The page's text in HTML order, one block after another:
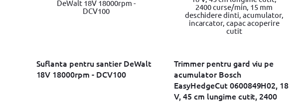
Suflanta pentru santier DeWalt
18V 18000rpm - DCV100
Trimmer pentru gard viu pe
acumulator Bosch
EasyHedgeCut 0600849H02, 18
V, 45 cm lungime cutit, 2400